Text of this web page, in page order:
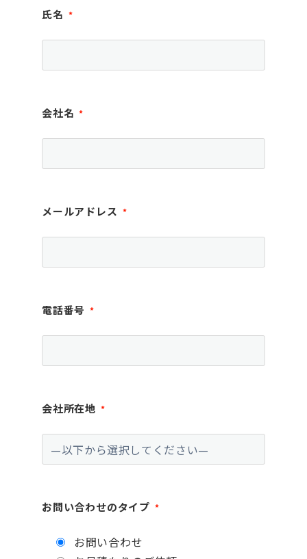
氏名 *
会社名 *
メールアドレス *
電話番号 *
会社所在地 *
お問い合わせのタイプ *
お問い合わせ